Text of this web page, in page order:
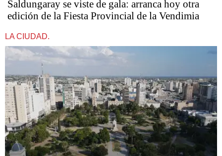
Saldungaray se viste de gala: arranca hoy otra
edición de la Fiesta Provincial de la Vendimia
LA CIUDAD.